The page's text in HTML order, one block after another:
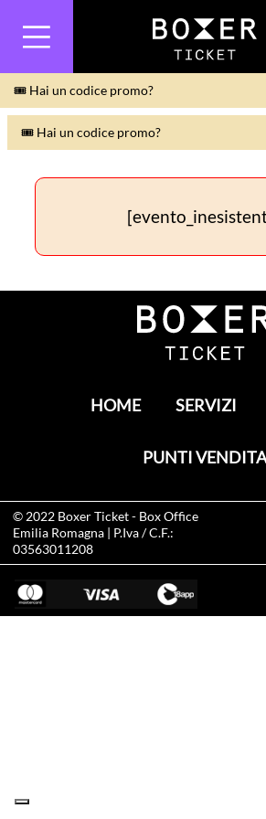
🎟 Hai un codice promo?
🎟 Hai un codice promo?
HOME SERVIZI
PUNTI VENDITA
© 2022 Boxer Ticket- Box Office
Emilia Romagna | P.Iva / C.F.:
03563011208